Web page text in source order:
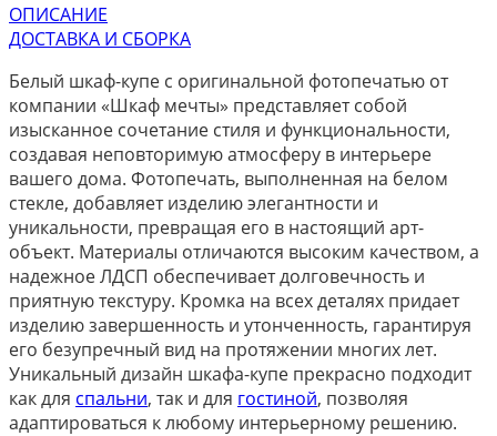
ОПИСАНИЕ
ДОСТАВКА И СБОРКА
Белый шкаф-купе с оригинальной фотопечатью от
компании «Шкаф мечты» представляет собой
изысканное сочетание стиля и функциональности,
создавая неповторимую атмосферу в интерьере
вашего дома. Фотопечать, выполненная на белом
стекле, добавляет изделию элегантности и
уникальности, превращая его в настоящий арт-
объект. Материалы отличаются высоким качеством, а
надежное ЛДСП обеспечивает долговечность и
приятную текстуру. Кромка на всех деталях придает
изделию завершенность и утонченность, гарантируя
его безупречный вид на протяжении многих лет.
Уникальный дизайн шкафа-купе прекрасно подходит
как для спальни, так и для гостиной, позволяя
адаптироваться к любому интерьерному решению.